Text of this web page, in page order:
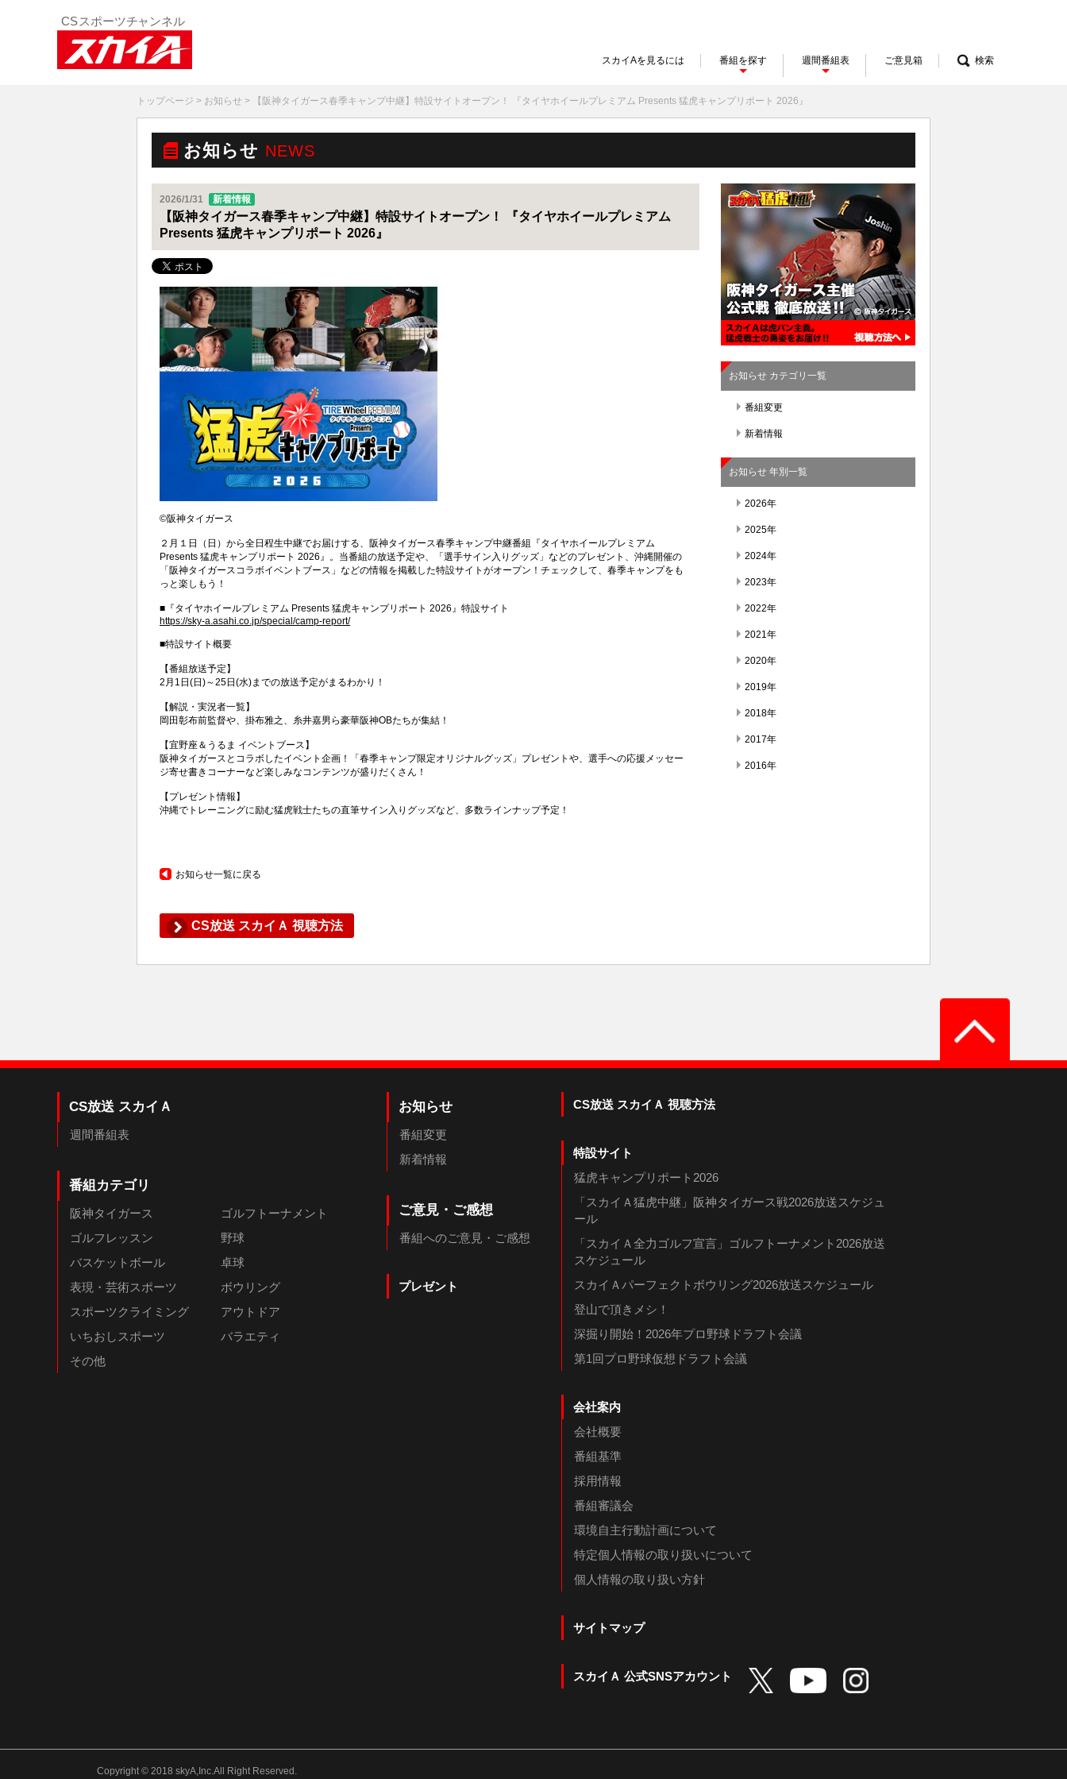
スカイAを見るには 番組を探す 週間番組表 ご意見箱 検索
トップページ > お知らせ > 【阪神タイガース春季キャンプ中継】特設サイトオープン！ 『タイヤホイールプレミアム Presents 猛虎キャンプリポート 2026』
お知らせ NEWS
2026/1/31 新着情報
【阪神タイガース春季キャンプ中継】特設サイトオープン！ 『タイヤホイールプレミアム
Presents 猛虎キャンプリポート 2026』
©阪神タイガース
２月１日（日）から全日程生中継でお届けする、阪神タイガース春季キャンプ中継番組『タイヤホイールプレミアム
Presents 猛虎キャンプリポート 2026』。当番組の放送予定や、「選手サイン入りグッズ」などのプレゼント、沖縄開催の
「阪神タイガースコラボイベントブース」などの情報を掲載した特設サイトがオープン！チェックして、春季キャンプをも
っと楽しもう！
■『タイヤホイールプレミアム Presents 猛虎キャンプリポート 2026』特設サイト
https://sky-a.asahi.co.jp/special/camp-report/
■特設サイト概要
【番組放送予定】
2月1日(日)～25日(水)までの放送予定がまるわかり！
【解説・実況者一覧】
岡田彰布前監督や、掛布雅之、糸井嘉男ら豪華阪神OBたちが集結！
【宜野座＆うるま イベントブース】
阪神タイガースとコラボしたイベント企画！「春季キャンプ限定オリジナルグッズ」プレゼントや、選手への応援メッセー
ジ寄せ書きコーナーなど楽しみなコンテンツが盛りだくさん！
【プレゼント情報】
沖縄でトレーニングに励む猛虎戦士たちの直筆サイン入りグッズなど、多数ラインナップ予定！
お知らせ一覧に戻る
CS放送 スカイＡ 視聴方法
お知らせ カテゴリ一覧
番組変更
新着情報
お知らせ 年別一覧
2026年
2025年
2024年
2023年
2022年
2021年
2020年
2019年
2018年
2017年
2016年
CS放送 スカイＡ
週間番組表
番組カテゴリ
阪神タイガース
ゴルフトーナメント
ゴルフレッスン
野球
バスケットボール
卓球
表現・芸術スポーツ
ボウリング
スポーツクライミング
アウトドア
いちおしスポーツ
バラエティ
その他
お知らせ
番組変更
新着情報
ご意見・ご感想
番組へのご意見・ご感想
プレゼント
CS放送 スカイＡ 視聴方法
特設サイト
猛虎キャンプリポート2026
「スカイＡ猛虎中継」阪神タイガース戦2026放送スケジュ
ール
「スカイＡ全力ゴルフ宣言」ゴルフトーナメント2026放送
スケジュール
スカイＡパーフェクトボウリング2026放送スケジュール
登山で頂きメシ！
深掘り開始！2026年プロ野球ドラフト会議
第1回プロ野球仮想ドラフト会議
会社案内
会社概要
番組基準
採用情報
番組審議会
環境自主行動計画について
特定個人情報の取り扱いについて
個人情報の取り扱い方針
サイトマップ
スカイＡ 公式SNSアカウント
Copyright © 2018 skyA,Inc.All Right Reserved.